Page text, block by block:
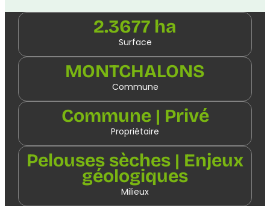
2.3677 ha
Surface
MONTCHALONS
Commune
Commune | Privé
Propriétaire
Pelouses sèches | Enjeux
géologiques
Milieux